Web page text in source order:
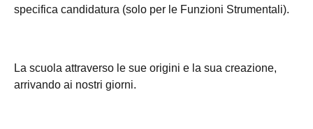
specifica candidatura (solo per le Funzioni Strumentali).
La scuola attraverso le sue origini e la sua creazione,
arrivando ai nostri giorni.